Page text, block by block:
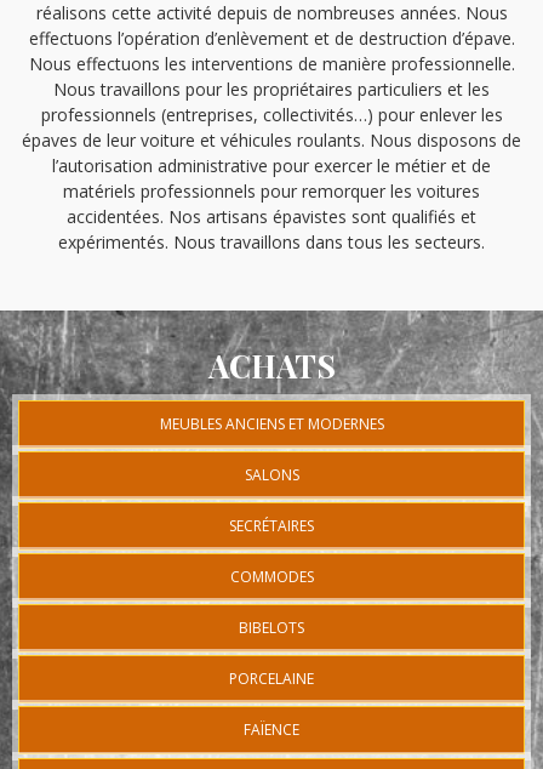
réalisons cette activité depuis de nombreuses années. Nous
effectuons l’opération d’enlèvement et de destruction d’épave.
Nous effectuons les interventions de manière professionnelle.
Nous travaillons pour les propriétaires particuliers et les
professionnels (entreprises, collectivités…) pour enlever les
épaves de leur voiture et véhicules roulants. Nous disposons de
l’autorisation administrative pour exercer le métier et de
matériels professionnels pour remorquer les voitures
accidentées. Nos artisans épavistes sont qualifiés et
expérimentés. Nous travaillons dans tous les secteurs.
ACHATS
MEUBLES ANCIENS ET MODERNES
SALONS
SECRÉTAIRES
COMMODES
BIBELOTS
PORCELAINE
FAÏENCE